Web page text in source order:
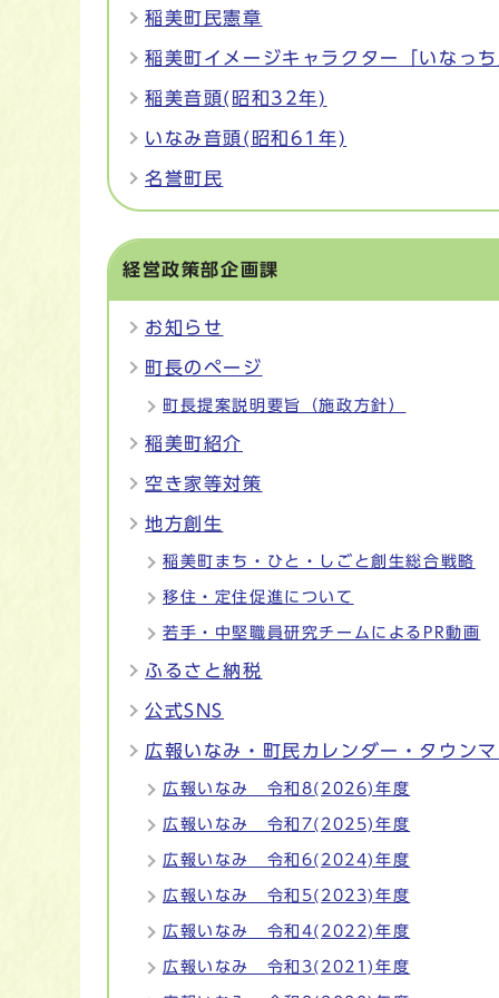
稲美町民憲章
稲美町イメージキャラクター「いなっ
稲美音頭(昭和32年)
いなみ音頭(昭和61年)
名誉町民
経営政策部企画課
お知らせ
町長のページ
町長提案説明要旨（施政方針）
稲美町紹介
空き家等対策
地方創生
稲美町まち・ひと・しごと創生総合戦略
移住・定住促進について
若手・中堅職員研究チームによるPR動画
ふるさと納税
公式SNS
広報いなみ・町民カレンダー・タウン
広報いなみ 令和8(2026)年度
広報いなみ 令和7(2025)年度
広報いなみ 令和6(2024)年度
広報いなみ 令和5(2023)年度
広報いなみ 令和4(2022)年度
広報いなみ 令和3(2021)年度